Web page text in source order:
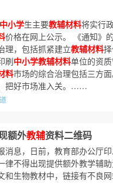
中小学生主要教辅材料将实行
价格在网上公示。 《通知》
理，包括抓紧建立教辅材料
刷中小学教辅材料单位的资
料市场的综合治理包括三方
把好市场准入关。……
额外教辅资料二维码
消息，日前，教育部办公厅
律不得出现提供额外教学辅
和生物教材中，链接有不良